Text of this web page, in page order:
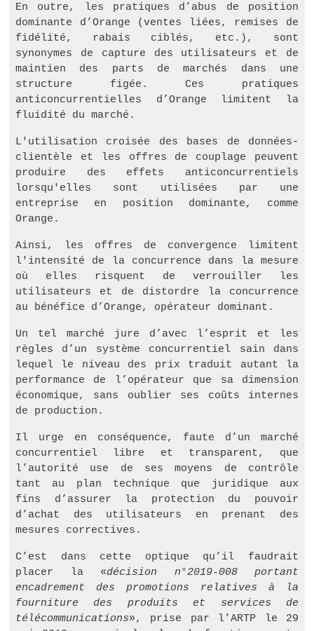
En outre, les pratiques d’abus de position
dominante d’Orange (ventes liées, remises de
fidélité, rabais ciblés, etc.), sont
synonymes de capture des utilisateurs et de
maintien des parts de marchés dans une
structure figée. Ces pratiques
anticoncurrentielles d’Orange limitent la
fluidité du marché.
L'utilisation croisée des bases de données-
clientèle et les offres de couplage peuvent
produire des effets anticoncurrentiels
lorsqu'elles sont utilisées par une
entreprise en position dominante, comme
Orange.
Ainsi, les offres de convergence limitent
l'intensité de la concurrence dans la mesure
où elles risquent de verrouiller les
utilisateurs et de distordre la concurrence
au bénéfice d’Orange, opérateur dominant.
Un tel marché jure d’avec l’esprit et les
règles d’un système concurrentiel sain dans
lequel le niveau des prix traduit autant la
performance de l’opérateur que sa dimension
économique, sans oublier ses coûts internes
de production.
Il urge en conséquence, faute d’un marché
concurrentiel libre et transparent, que
l’autorité use de ses moyens de contrôle
tant au plan technique que juridique aux
fins d’assurer la protection du pouvoir
d’achat des utilisateurs en prenant des
mesures correctives. ­
C’est dans cette optique qu’il faudrait
placer la «­décision n°2019-008 portant
encadrement des promotions relatives à la
fourniture des produits et services de
télécommunications­», prise par l’ARTP le 29